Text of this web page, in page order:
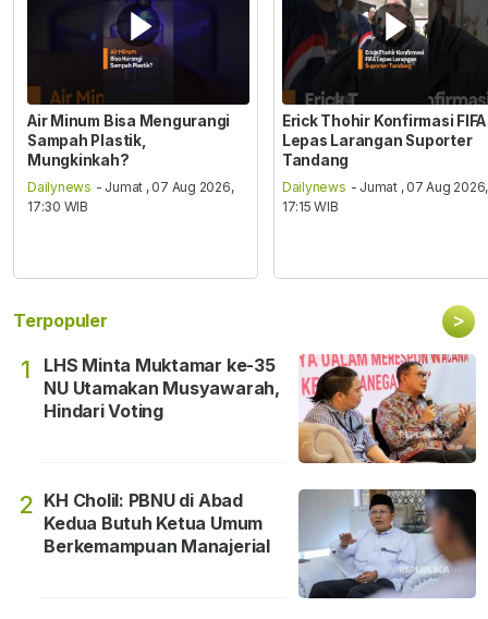
Air Minum Bisa Mengurangi
Sampah Plastik,
Mungkinkah?
Dailynews - Jumat , 07 Aug 2026,
17:30 WIB
Erick Thohir Konfirmasi FIFA
Lepas Larangan Suporter
Tandang
Dailynews - Jumat , 07 Aug 2026,
17:15 WIB
Terpopuler >
1
LHS Minta Muktamar ke-35
NU Utamakan Musyawarah,
Hindari Voting
2 KH Cholil: PBNU di Abad
Kedua Butuh Ketua Umum
Berkemampuan Manajerial